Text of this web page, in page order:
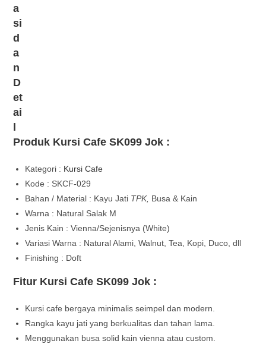
a
si
d
a
n
D
et
ai
l
Produk Kursi Cafe SK099 Jok :
Kategori : Kursi Cafe
Kode : SKCF-029
Bahan / Material : Kayu Jati TPK, Busa & Kain
Warna : Natural Salak M
Jenis Kain : Vienna/Sejenisnya (White)
Variasi Warna : Natural Alami, Walnut, Tea, Kopi, Duco, dll
Finishing : Doft
Fitur Kursi Cafe SK099 Jok :
Kursi cafe bergaya minimalis seimpel dan modern.
Rangka kayu jati yang berkualitas dan tahan lama.
Menggunakan busa solid kain vienna atau custom.